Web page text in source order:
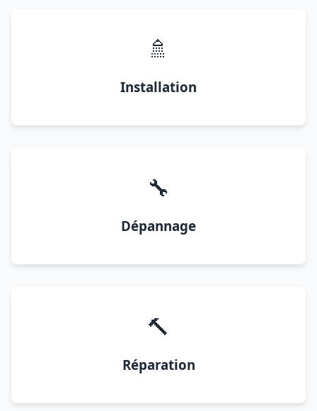
🚿
Installation
🔧
Dépannage
🔨
Réparation